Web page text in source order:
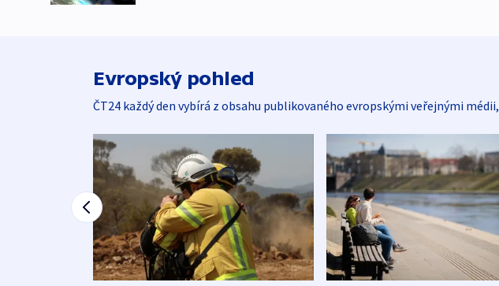
Evropský pohled
ČT24 každý den vybírá z obsahu publikovaného evropskými veřejnými